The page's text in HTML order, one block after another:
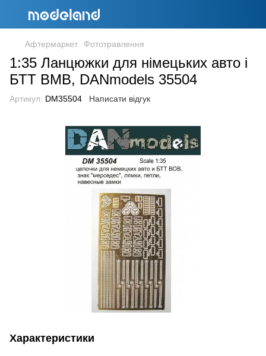
Афтермаркет Фототравлення
1:35 Ланцюжки для німецьких авто і
БТТ ВМВ, DANmodels 35504
Артикул: DM35504 Написати відгук
Характеристики